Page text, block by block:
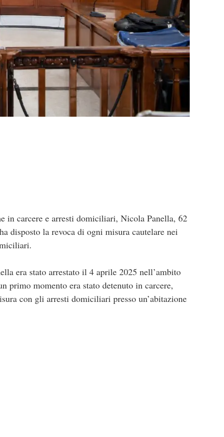
in carcere e arresti domiciliari, Nicola Panella, 62
disposto la revoca di ogni misura cautelare nei
era stato arrestato il 4 aprile 2025 nell’ambito
primo momento era stato detenuto in carcere,
con gli arresti domiciliari presso un’abitazione